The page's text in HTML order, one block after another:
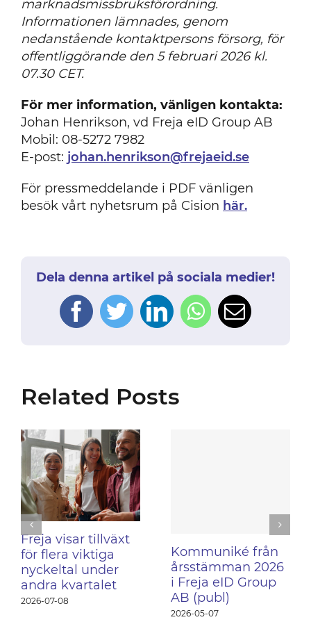
marknadsmissbruksförordning.
Informationen lämnades, genom
nedanstående kontaktpersons försorg, för
offentliggörande den 5 februari 2026 kl.
07.30 CET.
För mer information, vänligen kontakta:
Johan Henrikson, vd Freja eID Group AB
Mobil: 08-5272 7982
E-post: johan.henrikson@frejaeid.se
För pressmeddelande i PDF vänligen
besök vårt nyhetsrum på Cision här.
Dela denna artikel på sociala medier!
Facebook
TwitterLinkedInWhatsApp
Email
Related Posts
Freja visar tillväxt
för flera viktiga
nyckeltal under
andra kvartalet
2026-07-08
Kommuniké från
årsstämman 2026
i Freja eID Group
AB (publ)
2026-05-07